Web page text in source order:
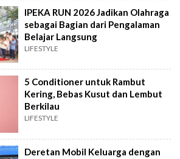
IPEKA RUN 2026 Jadikan Olahraga
sebagai Bagian dari Pengalaman
Belajar Langsung
LIFESTYLE
5 Conditioner untuk Rambut
Kering, Bebas Kusut dan Lembut
Berkilau
LIFESTYLE
Deretan Mobil Keluarga dengan